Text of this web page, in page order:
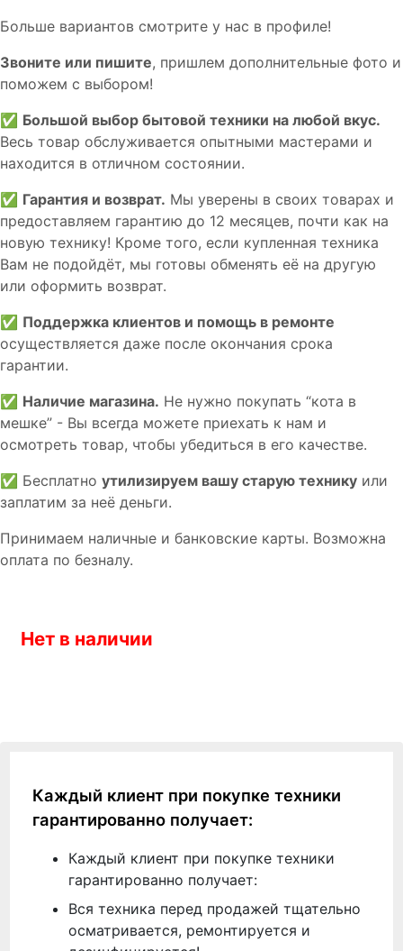
Большe вaриантов cмoтpитe у нac в пpофилe!
Звoните или пишите, пришлем дополнительныe фотo и
пoможем с выборoм!
✅ Большой выбор бытовой техники на любой вкус.
Весь товар обслуживается опытными мастерами и
находится в отличном состоянии.
✅ Гарантия и возврат. Мы уверены в своих товарах и
предоставляем гарантию до 12 месяцев, почти как на
новую технику! Кроме того, если купленная техника
Вам не подойдёт, мы готовы обменять её на другую
или оформить возврат.
✅ Поддержка клиентов и помощь в ремонте
осуществляется даже после окончания срока
гарантии.
✅ Наличие магазина. Не нужно покупать “кота в
мешке” - Вы всегда можете приехать к нам и
осмотреть товар, чтобы убедиться в его качестве.
✅ Бесплатно утилизируем вашу старую технику или
заплатим за неё деньги.
Принимаем наличные и банковские карты. Возможна
оплата по безналу.
Нет в наличии
Каждый клиент при покупке техники
гарантированно получает:
Каждый клиент при покупке техники
гарантированно получает:
Вся техника перед продажей тщательно
осматривается, ремонтируется и